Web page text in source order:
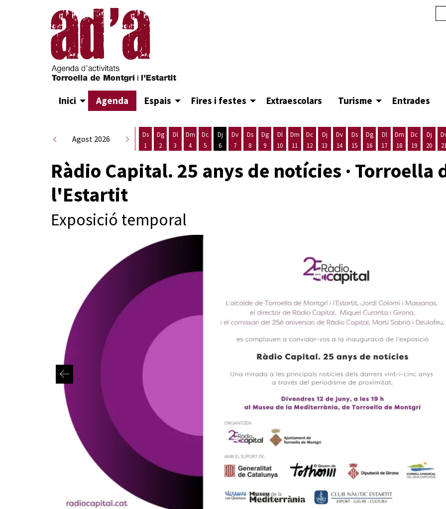
Inici Agenda Espais Fires i festes Extraescolars Turisme Entrades
Agost 2026
Ds
1
Dg
2
Dl
3
Dm
4
Dc
5
Dj
6
Dv
7
Ds
8
Dg
9
Dl
10
Dm
11
Dc
12
Dj
13
Dv
14
Ds
15
Dg
16
Dl
17
Dm
18
Dc
19
Dj
20
Ràdio Capital. 25 anys de notícies · Torroella
l'Estartit
Exposició temporal